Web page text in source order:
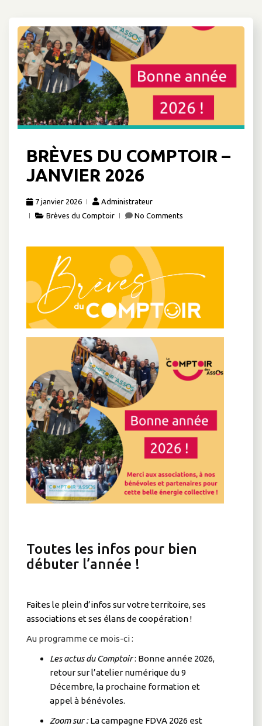
BRÈVES DU COMPTOIR –
JANVIER 2026
7 janvier 2026
Administrateur
Brèves du Comptoir
No Comments
Toutes les infos pour bien
débuter l’année !
Faites le plein d’infos sur votre territoire, ses
associations et ses élans de coopération !
Au programme ce mois-ci :
Les actus du Comptoir: Bonne année 2026,
retour sur l’atelier numérique du 9
Décembre, la prochaine formation et
appel à bénévoles.
Zoom sur :La campagne FDVA 2026 est